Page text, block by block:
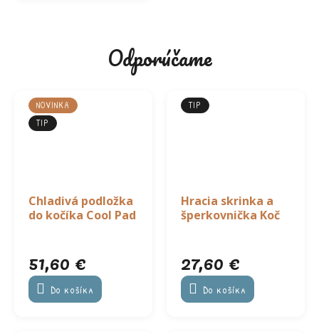
Odporúčame
NOVINKA
TIP
Chladivá podložka
do kočíka Cool Pad
51,60 €
Do košíka
TIP
Hracia skrinka a
šperkovnička Koč
27,60 €
Do košíka